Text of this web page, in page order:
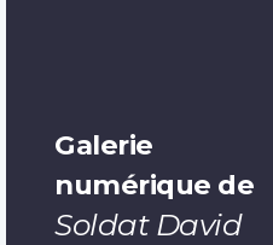
Galerie
numérique de
Soldat David